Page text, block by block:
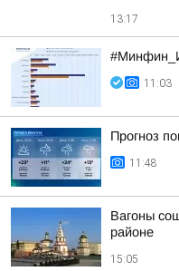
13:17
11:03
Прогноз
11:48
Вагоны
районе
15:05